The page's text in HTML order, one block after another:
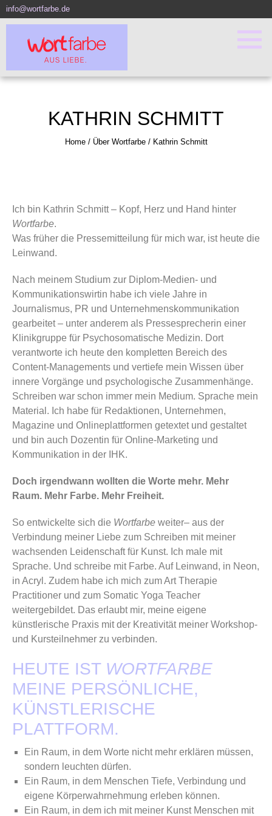
info@wortfarbe.de
KATHRIN SCHMITT
Home/ Über Wortfarbe/ Kathrin Schmitt
Ich bin Kathrin Schmitt – Kopf, Herz und Hand hinter
Wortfarbe.
Was früher die Pressemitteilung für mich war, ist heute die
Leinwand.
Nach meinem Studium zur Diplom-Medien- und
Kommunikationswirtin habe ich viele Jahre in
Journalismus, PR und Unternehmenskommunikation
gearbeitet – unter anderem als Pressesprecherin einer
Klinikgruppe für Psychosomatische Medizin. Dort
verantworte ich heute den kompletten Bereich des
Content-Managements und vertiefe mein Wissen über
innere Vorgänge und psychologische Zusammenhänge.
Schreiben war schon immer mein Medium. Sprache mein
Material. Ich habe für Redaktionen, Unternehmen,
Magazine und Onlineplattformen getextet und gestaltet
und bin auch Dozentin für Online-Marketing und
Kommunikation in der IHK.
Doch irgendwann wollten die Worte mehr. Mehr
Raum. Mehr Farbe. Mehr Freiheit.
So entwickelte sich die Wortfarbe weiter– aus der
Verbindung meiner Liebe zum Schreiben mit meiner
wachsenden Leidenschaft für Kunst. Ich male mit
Sprache. Und schreibe mit Farbe. Auf Leinwand, in Neon,
in Acryl. Zudem habe ich mich zum Art Therapie
Practitioner und zum Somatic Yoga Teacher
weitergebildet. Das erlaubt mir, meine eigene
künstlerische Praxis mit der Kreativität meiner Workshop-
und Kursteilnehmer zu verbinden.
HEUTE IST WORTFARBE
MEINE PERSÖNLICHE,
KÜNSTLERISCHE
PLATTFORM.
Ein Raum, in dem Worte nicht mehr erklären müssen,
sondern leuchten dürfen.
Ein Raum, in dem Menschen Tiefe, Verbindung und
eigene Körperwahrnehmung erleben können.
Ein Raum, in dem ich mit meiner Kunst Menschen mit